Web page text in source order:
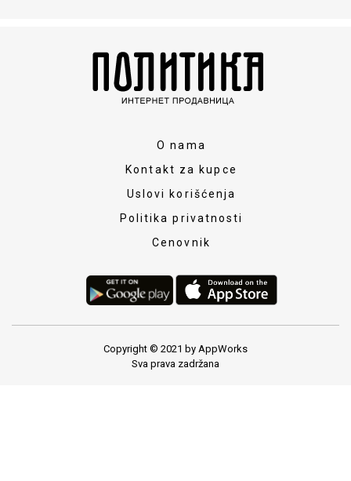
O nama
Kontakt za kupce
Uslovi korišćenja
Politika privatnosti
Cenovnik
Copyright © 2021 by AppWorks
Sva prava zadržana